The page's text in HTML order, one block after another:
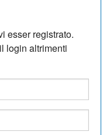
esser registrato.
login altrimenti